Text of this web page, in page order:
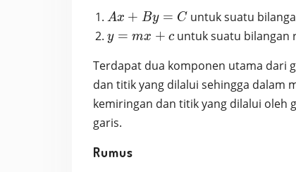
Ax+By
= C
Ax + By = C untuk suatu
y=mx+c
y = mx + c untuk suatu bilangan
Terdapat dua komponen utama dari
dan titik yang dilalui sehingga dalam
kemiringan dan titik yang dilalui oleh
garis.
Rumus